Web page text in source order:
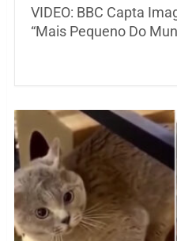
VIDEO: BBC Capta
“Mais Pequeno Do